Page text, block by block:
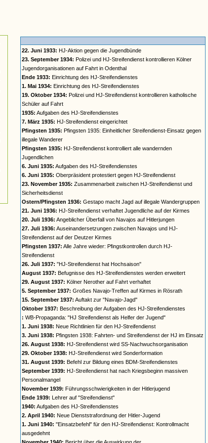
22. Juni 1933: HJ-Aktion gegen die Jugendbünde
23. September 1934: Polizei und HJ-Streifendienst kontrollieren Kölner
Jugendorganisationen auf Fahrt in Odenthal
Ende 1933: Einrichtung des HJ-Streifendienstes
1. Mai 1934: Einrichtung des HJ-Streifendienstes
19. Oktober 1934: Polizei und HJ-Streifendienst kontrollieren katholische
Schüler auf Fahrt
1935: Aufgaben des HJ-Streifendienstes
7. März 1935: HJ-Streifendienst eingerichtet
Pfingsten 1935: Pfingsten 1935: Einheitlicher Streifendienst-Einsatz gegen
illegale Wanderer
Pfingsten 1935: HJ-Streifendienst kontrolliert alle wandernden
Jugendlichen
6. Juni 1935: Aufgaben des HJ-Streifendienstes
6. Juni 1935: Oberpräsident protestiert gegen HJ-Streifendienst
23. November 1935: Zusammenarbeit zwischen HJ-Streifendienst und
Sicherheitsdienst
Ostern/Pfingsten 1936: Gestapo macht Jagd auf illegale Wandergruppen
21. Juni 1936: HJ-Streifendienst verhaftet Jugendliche auf der Kirmes
20. Juli 1936: Angeblicher Überfall von Navajos auf Hitlerjungen
27. Juli 1936: Auseinandersetzungen zwischen Navajos und HJ-
Streifendienst auf der Deutzer Kirmes
Pfingsten 1937: Alle Jahre wieder: Pfingstkontrollen durch HJ-
Streifendienst
26. Juli 1937: "HJ-Streifendienst hat Hochsaison"
August 1937: Befugnisse des HJ-Streifendienstes werden erweitert
29. August 1937: Kölner Nerother auf Fahrt verhaftet
5. September 1937: Großes Navajo-Treffen auf Kirmes in Rösrath
15. September 1937: Auftakt zur "Navajo-Jagd"
Oktober 1937: Beschreibung der Aufgaben des HJ-Streifendienstes
: WB-Propaganda: "HJ Streifendienst als Helfer der Jugend"
1. Juni 1938: Neue Richtlinien für den HJ-Streifendienst
3. Juni 1938: Pfingsten 1938: Fahrten- und Streifendienst der HJ im Einsatz
26. August 1938: HJ-Streifendienst wird SS-Nachwuchsorganisation
29. Oktober 1938: HJ-Streifendienst wird Sonderformation
31. August 1939: Befehl zur Bildung eines BDM-Streifendienstes
September 1939: HJ-Streifendienst hat nach Kriegsbeginn massiven
Personalmangel
November 1939: Führungsschwierigkeiten in der Hitlerjugend
Ende 1939: Lehrer auf "Streifendienst"
1940: Aufgaben des HJ-Streifendienstes
2. April 1940: Neue Dienststrafordnung der Hitler-Jugend
1. Juni 1940: "Einsatzbefehl" für den HJ-Streifendienst: Kontrollmacht
ausgedehnt